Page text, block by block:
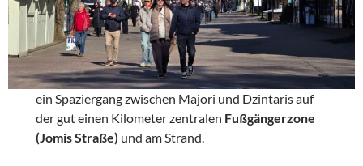
ein Spaziergang zwischen Majori und Dzintaris auf
der gut einen Kilometer zentralen Fußgängerzone
(Jomis Straße) und am Strand.